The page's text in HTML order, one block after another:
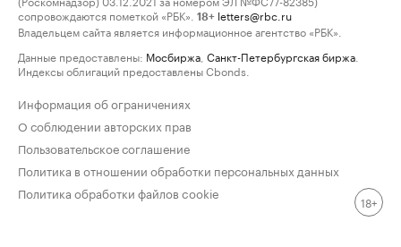
сопровождаются пометкой «РБК».
18+ letters@rbc.ru
Владельцем сайта является информационное агентство «РБК».
Данные предоставлены: Мосбиржа Санкт-Петербургская биржа
Индексы облигаций предоставлены Cbonds.
Информация об ограничениях
О соблюдении авторских прав
Пользовательское соглашение
Политика в отношении обработки персональных данных
Политика обработки файлов cookie
18+